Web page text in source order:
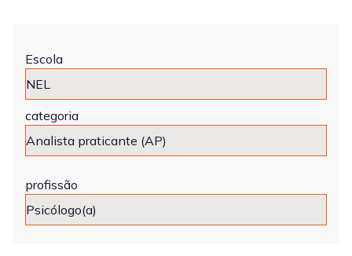
Escola
categoria
profissão